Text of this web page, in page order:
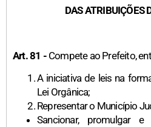
DAS ATRIBUIÇÕES
Art. 81 -Compete ao Prefeito,
A iniciativa de leis na
Lei Orgânica;
Representar o Município
Sancionar, promulgar